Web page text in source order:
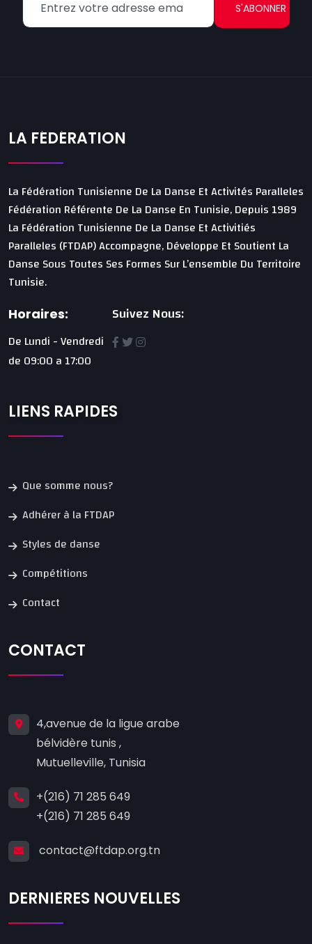
S'ABONNER
LA FÉDÉRATION
La Fédération Tunisienne De La Danse Et Activités Paralleles
Fédération Référente De La Danse En Tunisie, Depuis 1989
La Fédération Tunisienne De La Danse Et Activitiés
Paralleles (FTDAP) Accompagne, Développe Et Soutient La
Danse Sous Toutes Ses Formes Sur L’ensemble Du Territoire
Tunisie.
Horaires:
De Lundi - Vendredi
de 09:00 a 17:00
Suivez Nous:
LIENS RAPIDES
Que somme nous?
Adhérer à la FTDAP
Styles de danse
Compétitions
Contact
CONTACT
4,avenue de la ligue arabe
bélvidère tunis ,
Mutuelleville, Tunisia
+(216) 71 285 649
+(216) 71 285 649
contact@ftdap.org.tn
DERNIÈRES NOUVELLES